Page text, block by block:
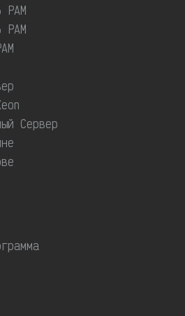
РАМ
РАМ
Сервер